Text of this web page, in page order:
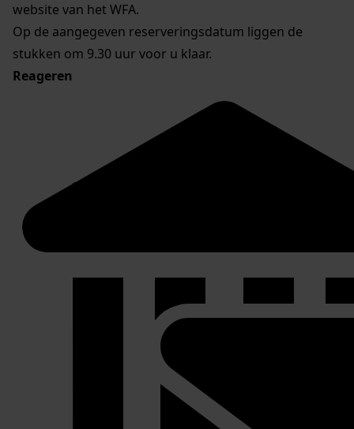
website van het WFA.
Op de aangegeven reserveringsdatum liggen de
stukken om 9.30 uur voor u klaar.
Reageren